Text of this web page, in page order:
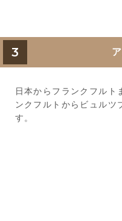
3
日本からフランクフルト
ンクフルトからビュルツ
す。